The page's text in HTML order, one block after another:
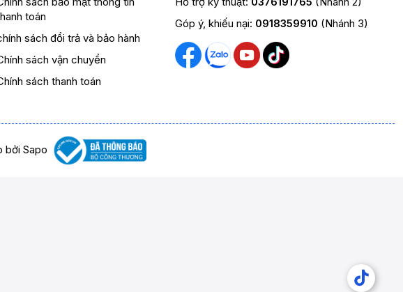
toán
sách đổi trả và bảo hành
sách vận chuyển
sách thanh toán
Góp ý, khiếu nại: 0918359910 (Nhánh 3)
bởi Sapo